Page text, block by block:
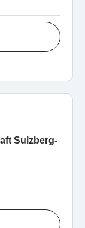
Sulzberg-